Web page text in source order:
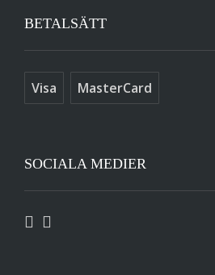
BETALSÄTT
Visa MasterCard
SOCIALA MEDIER